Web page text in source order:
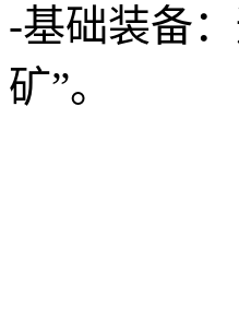
-基础装备
矿”。